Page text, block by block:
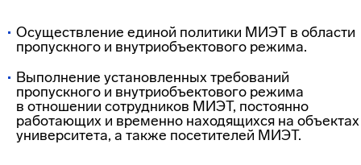
Осуществление единой политики МИЭТ в области
пропускного и внутриобъектового режима.
Выполнение установленных требований
пропускного и внутриобъектового режима
в отношении сотрудников МИЭТ, постоянно
работающих и временно находящихся на объектах
университета, а также посетителей МИЭТ.